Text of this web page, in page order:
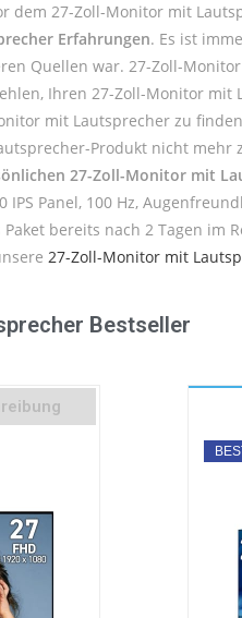
dem 27-Zoll-Monitor mit
Erfahrungen. Es ist
Quellen war. 27-Zoll-
Ihren 27-Zoll-Monitor mit
mit Lautsprecher zu
Produkt nicht mehr
27-Zoll-Monitor mit
IPS Panel, 100 Hz,
bereits nach 2 Tagen
27-Zoll-Monitor mit
Bestseller